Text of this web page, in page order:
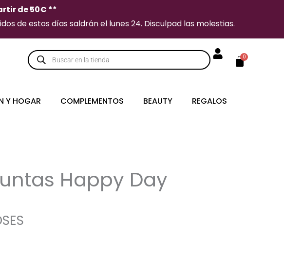
de 50€ **
de estos días saldrán el lunes 24. Disculpad las molestias.
Búsqueda
de
productos
0
Carrito
Y HOGAR COMPLEMENTOS BEAUTY REGALOS
Happy Day